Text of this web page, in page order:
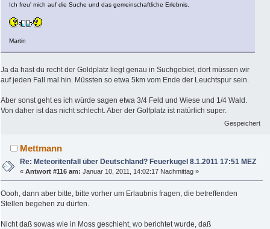
Ich freu' mich auf die Suche und das gemeinschaftliche Erlebnis.
Martin
Ja da hast du recht der Goldplatz liegt genau in Suchgebiet, dort müssen wir
auf jeden Fall mal hin. Müssten so etwa 5km vom Ende der Leuchtspur sein.
Aber sonst geht es ich würde sagen etwa 3/4 Feld und Wiese und 1/4 Wald.
Von daher ist das nicht schlecht. Aber der Golfplatz ist natürlich super.
Gespeichert
Mettmann
Re: Meteoritenfall über Deutschland? Feuerkugel 8.1.2011 17:51 MEZ
«Antwort #116 am: Januar 10, 2011, 14:02:17 Nachmittag »
Oooh, dann aber bitte, bitte vorher um Erlaubnis fragen, die betreffenden
Stellen begehen zu dürfen.
Nicht daß sowas wie in Moss geschieht, wo berichtet wurde, daß